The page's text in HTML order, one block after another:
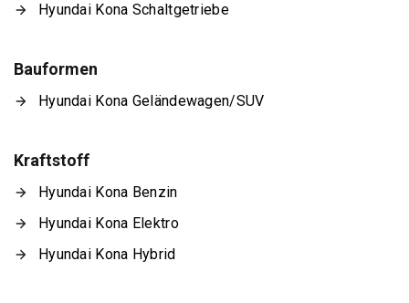
Hyundai Kona Schaltgetriebe
Bauformen
Hyundai Kona Geländewagen/SUV
Kraftstoff
Hyundai Kona Benzin
Hyundai Kona Elektro
Hyundai Kona Hybrid